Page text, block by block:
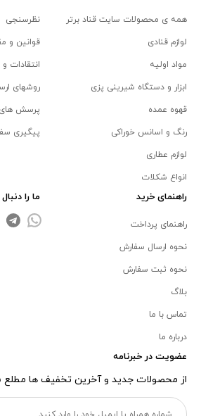
همه ی محصولات سایت قناد برتر
لوازم قنادی
مواد اولیه
ابزار و دستگاه شیرینی پزی
قهوه عمده
رنگ و اسانس خوراکی
لوازم عطاری
انواع شکلات
نظرسنجی
قوانین و
انتقادات
روشهای
پرسش های
پیگیری
راهنمای خرید
راهنمای پرداخت
نحوه ارسال سفارش
نحوه ثبت سفارش
بلاگ
تماس با ما
درباره ما
ما را
عضویت در خبرنامه
از محصولات جدید و آخرین تخفیف ها مطلع